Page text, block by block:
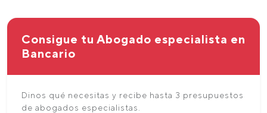
Consigue tu Abogado especialista en
Bancario
Dinos qué necesitas y recibe hasta 3 presupuestos
de abogados especialistas.